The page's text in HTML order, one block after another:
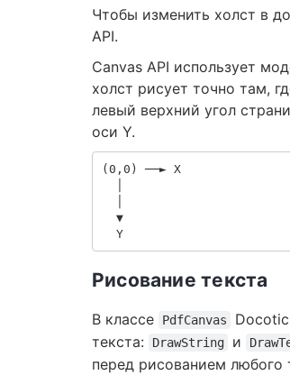
Чтобы изменить холст в
API.
Canvas API использует
холст рисует точно там,
левый верхний угол
оси Y.
(0,0) ──► X
  Y
Рисование текста
В классе PdfCanvas
текста:
DrawString и
перед рисованием любого